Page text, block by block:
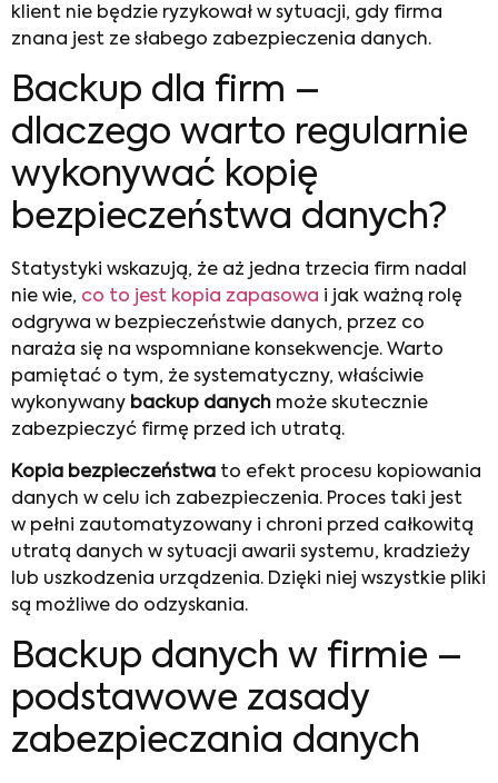
klient nie będzie ryzykował w sytuacji, gdy firma
znana jest ze słabego zabezpieczenia danych.
Backup dla firm –
dlaczego warto regularnie
wykonywać kopię
bezpieczeństwa danych?
Statystyki wskazują, że aż jedna trzecia firm nadal
nie wie, co to jest kopia zapasowa i jak ważną rolę
odgrywa w bezpieczeństwie danych, przez co
naraża się na wspomniane konsekwencje. Warto
pamiętać o tym, że systematyczny, właściwie
wykonywany backup danych może skutecznie
zabezpieczyć firmę przed ich utratą.
Kopia bezpieczeństwa to efekt procesu kopiowania
danych w celu ich zabezpieczenia. Proces taki jest
w pełni zautomatyzowany i chroni przed całkowitą
utratą danych w sytuacji awarii systemu, kradzieży
lub uszkodzenia urządzenia. Dzięki niej wszystkie pliki
są możliwe do odzyskania.
Backup danych w firmie –
podstawowe zasady
zabezpieczania danych